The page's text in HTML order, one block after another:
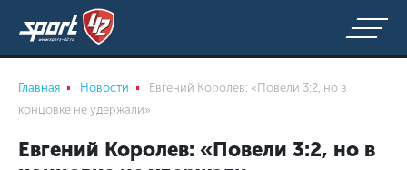
Главная Новости
Евгений Королев: «Повели 3:2, но в
концовке не удержали»
Евгений Королев: «Повели 3:2, но в